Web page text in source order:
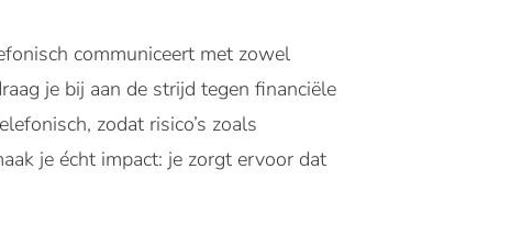
communiceert met zowel
je bij aan de strijd tegen financiële
zodat risico’s zoals
je écht impact: je zorgt ervoor dat